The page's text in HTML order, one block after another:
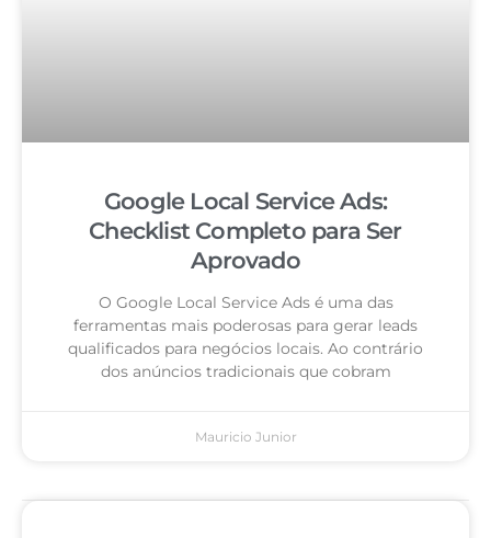
Google Local Service Ads:
Checklist Completo para Ser
Aprovado
O Google Local Service Ads é uma das
ferramentas mais poderosas para gerar leads
qualificados para negócios locais. Ao contrário
dos anúncios tradicionais que cobram
Mauricio Junior